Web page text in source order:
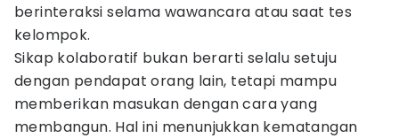
berinteraksi selama wawancara atau saat tes
kelompok.
Sikap kolaboratif bukan berarti selalu setuju
dengan pendapat orang lain, tetapi mampu
memberikan masukan dengan cara yang
membangun. Hal ini menunjukkan kematangan